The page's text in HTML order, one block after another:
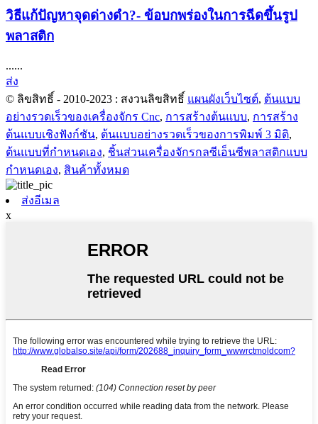
วิธีแก้ปัญหาจุดด่างดำ?- ข้อบกพร่องในการฉีดขึ้นรูป
พลาสติก
......
ส่ง
© ลิขสิทธิ์ - 2010-2023 : สงวนลิขสิทธิ์ แผนผังเว็บไซต์, ต้นแบบ
อย่างรวดเร็วของเครื่องจักร Cnc, การสร้างต้นแบบ, การสร้าง
ต้นแบบเชิงฟังก์ชัน, ต้นแบบอย่างรวดเร็วของการพิมพ์ 3 มิติ,
ต้นแบบที่กำหนดเอง, ชิ้นส่วนเครื่องจักรกลซีเอ็นซีพลาสติกแบบ
กำหนดเอง, สินค้าทั้งหมด
ส่งอีเมล
x